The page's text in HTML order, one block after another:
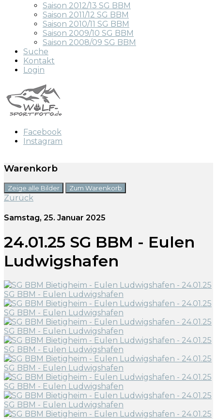
Saison 2012/13 SG BBM
Saison 2011/12 SG BBM
Saison 2010/11 SG BBM
Saison 2009/10 SG BBM
Saison 2008/09 SG BBM
Suche
Kontakt
Login
Facebook
Instagram
Warenkorb
Zeige alle Bilder Zum Warenkorb
Zurück
Samstag, 25. Januar 2025
24.01.25 SG BBM - Eulen
Ludwigshafen